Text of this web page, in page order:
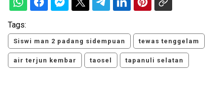
Tags:
Siswi man 2 padang sidempuan tewas tenggelam
air terjun kembar taosel tapanuli selatan